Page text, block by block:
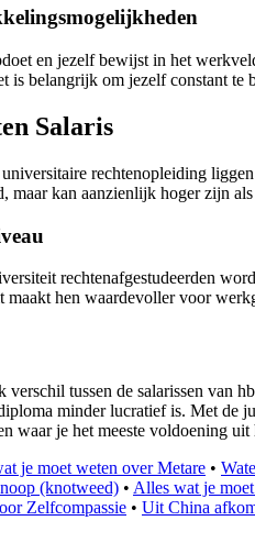
en jezelf bewijst in het
is belangrijk om jezelf constant
Salaris
rechtenopleiding
maar kan aanzienlijk hoger zijn
rechtenafgestudeerden
maakt hen waardevoller voor
tussen de salarissen van
minder lucratief is. Met de
waar je het meeste voldoening uit
je moet weten over Metare •
(knotweed) • Alles wat je
Zelfcompassie • Uit China